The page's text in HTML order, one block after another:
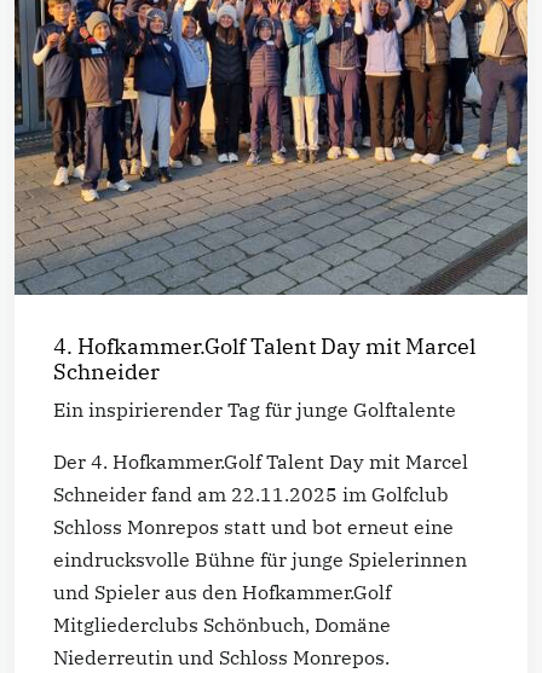
4. Hofkammer.Golf Talent Day mit Marcel
Schneider
Ein inspirierender Tag für junge Golftalente
Der 4. Hofkammer.Golf Talent Day mit Marcel
Schneider fand am 22.11.2025 im Golfclub
Schloss Monrepos statt und bot erneut eine
eindrucksvolle Bühne für junge Spielerinnen
und Spieler aus den Hofkammer.Golf
Mitgliederclubs Schönbuch, Domäne
Niederreutin und Schloss Monrepos.